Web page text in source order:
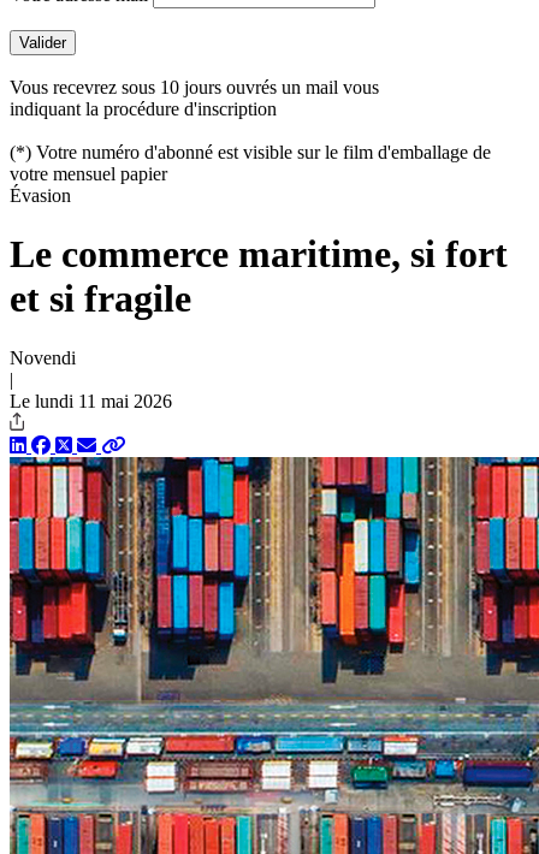
Vous recevrez sous 10 jours ouvrés un mail vous
indiquant la procédure d'inscription
(*) Votre numéro d'abonné est visible sur le film d'emballage de
votre mensuel papier
Évasion
Le commerce maritime, si fort
et si fragile
Novendi
|
Le lundi 11 mai 2026